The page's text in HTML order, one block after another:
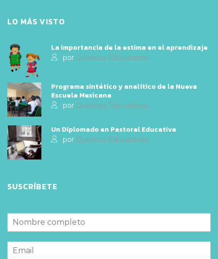
LO MÁS VISTO
La importancia de la estima en el aprendizaje
por Queridos Educadores
Programa sintético y analítico de la Nueva
Escuela Mexicana
por Queridos Educadores
Un Diplomado en Pastoral Educativa
por Queridos Educadores
SUSCRÍBETE